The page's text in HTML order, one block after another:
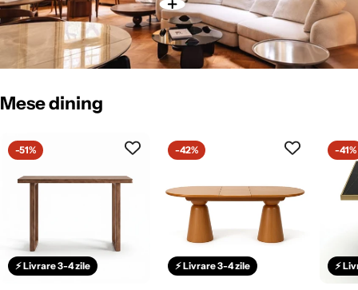
Mese dining
⚡ Livrare 3-4 zile
-51%
⚡ Livrare 3-4 zile
-42%
⚡
-41%